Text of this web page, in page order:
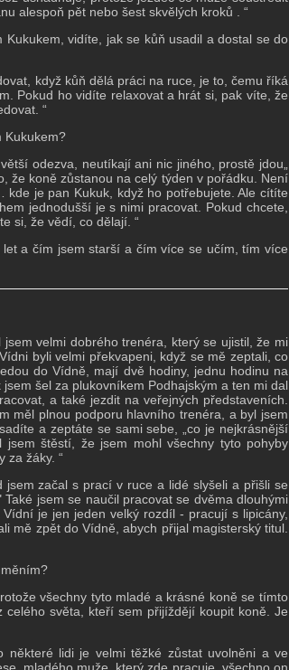
alespoň pět nebo šest skvělých kroků . “
vidíte, jak se kůň usadil a dostal se do
když kůň dělá práci na ruce, je to, čemu říká
Pokud ho vidíte relaxovat a hrát si, pak víte, že
“
Kukukem?
odezva, neutíkají ani nic jiného, prostě jdou„
že koně zůstanou na celý týden v pořádku. Není
kde je pan Kukuk, když ho potřebujete.Ale cítíte
jednodušší je s nimi pracovat. Pokud chcete,
si, že vědí, co dělají. “
a čím jsem starší a čím více se učím, tím více
velmi dobrého trenéra, který se ujistil, že mi
byli velmi překvapeni, když se mě zeptali, co
do Vídně, mají dvě hodiny, jednu hodinu na
šel za plukovníkem Podhajským a ten mi dal
a také jezdit na veřejných představeních.
měl plnou podporu hlavního trenéra, a byl jsem
a zeptáte se sami sebe, „co je nejkrásnější
štěstí, že jsem mohl všechny tyto pohyby
za žáky. “
začal s prací v ruce a lidé slyšeli a přišli se
Také jsem se naučil pracovat se dvěma dlouhými
Vídní je jen jeden velký rozdíl - pracují s lipicány,
mě zpět do Vídně, abych přijal magisterský titul.
všechny tyto mladé a krásné koně se tímto
světa, kteří sem přijíždějí koupit koně. Je
lidi je velmi těžké zůstat uvolněni a ve
mladého muže, který zde pracuje, všechno on